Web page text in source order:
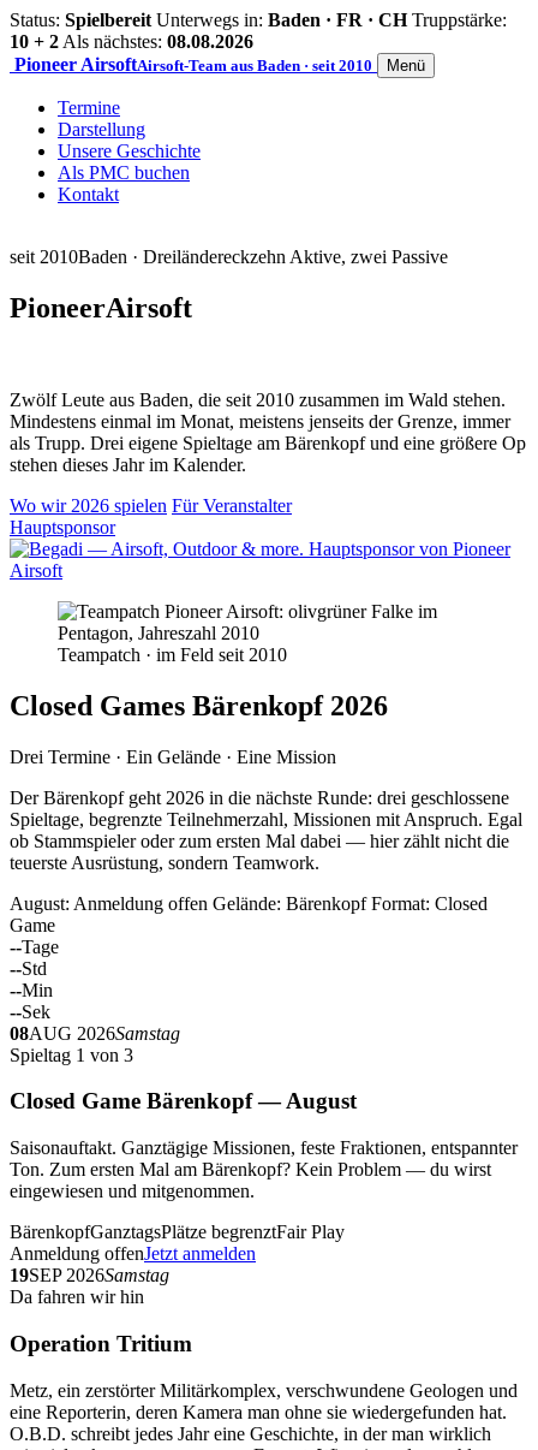
Status: Spielbereit Unterwegs in: Baden · FR · CH Truppstärke:
10 + 2 Als nächstes: 08.08.2026
Pioneer AirsoftAirsoft-Team aus Baden · seit 2010 Menü
Termine
Darstellung
Unsere Geschichte
Als PMC buchen
Kontakt
seit 2010Baden · Dreiländereckzehn Aktive, zwei Passive
PioneerAirsoft
Zwölf Leute aus Baden, die seit 2010 zusammen im Wald stehen.
Mindestens einmal im Monat, meistens jenseits der Grenze, immer
als Trupp. Drei eigene Spieltage am Bärenkopf und eine größere Op
stehen dieses Jahr im Kalender.
Wo wir 2026 spielen Für Veranstalter
Hauptsponsor
Teampatch · im Feld seit 2010
Closed Games Bärenkopf 2026
Drei Termine · Ein Gelände · Eine Mission
Der Bärenkopf geht 2026 in die nächste Runde: drei geschlossene
Spieltage, begrenzte Teilnehmerzahl, Missionen mit Anspruch. Egal
ob Stammspieler oder zum ersten Mal dabei — hier zählt nicht die
teuerste Ausrüstung, sondern Teamwork.
August: Anmeldung offen Gelände: Bärenkopf Format: Closed
Game
--Tage
--Std
--Min
--Sek
08AUG 2026Samstag
Spieltag 1 von 3
Closed Game Bärenkopf — August
Saisonauftakt. Ganztägige Missionen, feste Fraktionen, entspannter
Ton. Zum ersten Mal am Bärenkopf? Kein Problem — du wirst
eingewiesen und mitgenommen.
BärenkopfGanztagsPlätze begrenztFair Play
Anmeldung offenJetzt anmelden
19SEP 2026Samstag
Da fahren wir hin
Operation Tritium
Metz, ein zerstörter Militärkomplex, verschwundene Geologen und
eine Reporterin, deren Kamera man ohne sie wiedergefunden hat.
O.B.D. schreibt jedes Jahr eine Geschichte, in der man wirklich